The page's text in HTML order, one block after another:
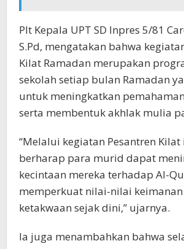
Plt Kepala UPT SD Inpres 5/81
S.Pd, mengatakan bahwa
Kilat Ramadan merupakan
sekolah setiap bulan Ramadan
untuk meningkatkan
serta membentuk akhlak mulia
“Melalui kegiatan Pesantren
berharap para murid dapat
kecintaan mereka terhadap Al-
memperkuat nilai-nilai
ketakwaan sejak dini,” ujarnya.
Ia juga menambahkan bahwa